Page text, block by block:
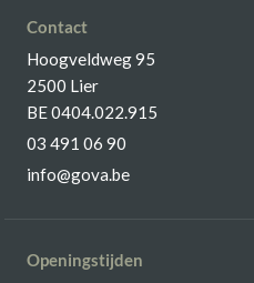
Contact
Hoogveldweg 95
2500 Lier
BE 0404.022.915
03 491 06 90
info@gova.be
Openingstijden